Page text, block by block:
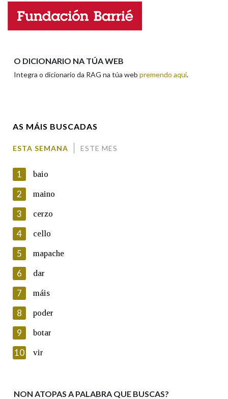
LIMPAR
Nome
En cumprimento da normativa vixente en materia de
Protección de Datos de Carácter Persoal, a Real Academia
Galega informa a aqueles usuarios que faciliten o seu correo
electrónico, así como calquera outra información de carácter
persoal, que estes datos serán obxecto de tratamento
automatizado de carácter confidencial e incorporados aos seus
ficheiros informáticos. Así mesmo, os usuarios poderán exercer o
seu dereito de acceso, rectificación, oposición e cancelación dos
seus datos poñéndose en contacto connosco.
Lin e acepto as condicións da política de
Introduce o código que aparece na imaxe:
O DICIONARIO NA TÚA WEB
Integra o dicionario da RAG na túa web premendo aquí.
AS MÁIS BUSCADAS
ESTA SEMANA ESTE MES
1 baio
2 maino
3 cerzo
4 cello
5 mapache
6 dar
7 máis
8 poder
9 botar
10 vir
NON ATOPAS A PALABRA QUE BUSCAS?